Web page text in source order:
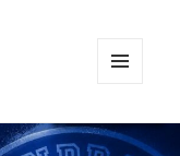
WIDGETS